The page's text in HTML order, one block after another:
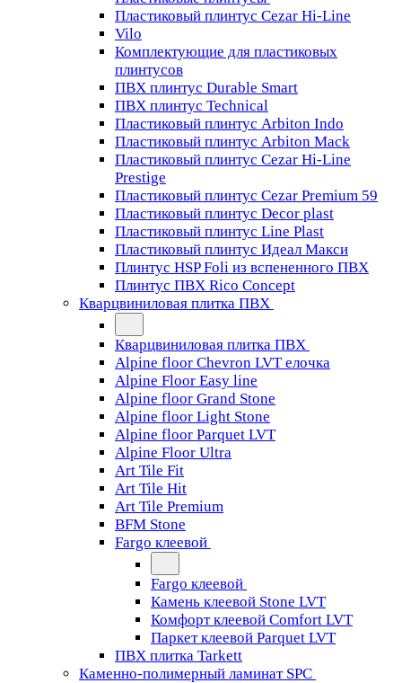
Пластиковый плинтус Cezar Hi-Line
Vilo
Комплектующие для пластиковых
плинтусов
ПВХ плинтус Durable Smart
ПВХ плинтус Technical
Пластиковый плинтус Arbiton Indo
Пластиковый плинтус Arbiton Mack
Пластиковый плинтус Cezar Hi-Line
Prestige
Пластиковый плинтус Cezar Premium 59
Пластиковый плинтус Decor plast
Пластиковый плинтус Line Plast
Пластиковый плинтус Идеал Макси
Плинтус HSP Foli из вспененного ПВХ
Плинтус ПВХ Rico Concept
Кварцвиниловая плитка ПВХ
Кварцвиниловая плитка ПВХ
Alpine floor Chevron LVT елочка
Alpine Floor Easy line
Alpine floor Grand Stone
Alpine floor Light Stone
Alpine floor Parquet LVT
Alpine Floor Ultra
Art Tile Fit
Art Tile Hit
Art Tile Premium
BFM Stone
Fargo клеевой
Fargo клеевой
Камень клеевой Stone LVT
Комфорт клеевой Comfort LVT
Паркет клеевой Parquet LVT
ПВХ плитка Tarkett
Каменно-полимерный ламинат SPC